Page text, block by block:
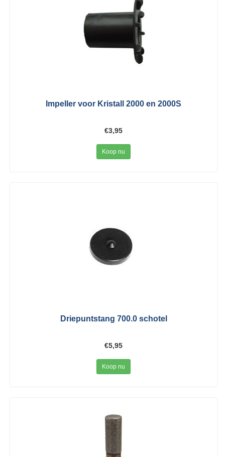
Impeller voor Kristall 2000 en 2000S
€3,95
Koop nu
Driepuntstang 700.0 schotel
€5,95
Koop nu